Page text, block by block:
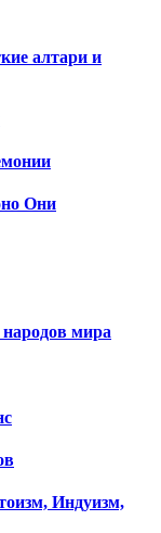
алтари и
Они
мира
Индуизм,